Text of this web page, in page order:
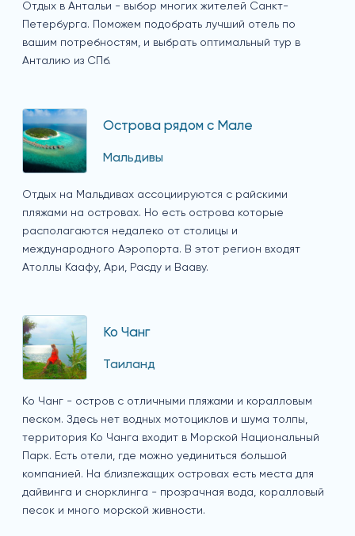
Отдых в Антальи - выбор многих жителей Санкт-
Петербурга. Поможем подобрать лучший отель по
вашим потребностям, и выбрать оптимальный тур в
Анталию из СПб.
Острова рядом с Мале
Мальдивы
Отдых на Мальдивах ассоциируются с райскими
пляжами на островах. Но есть острова которые
располагаются недалеко от столицы и
международного Аэропорта. В этот регион входят
Атоллы Каафу, Ари, Расду и Вааву.
Ко Чанг
Таиланд
Ко Чанг - остров с отличными пляжами и коралловым
песком. Здесь нет водных мотоциклов и шума толпы,
территория Ко Чанга входит в Морской Национальный
Парк. Есть отели, где можно уединиться большой
компанией. На близлежащих островах есть места для
дайвинга и снорклинга - прозрачная вода, коралловый
песок и много морской живности.